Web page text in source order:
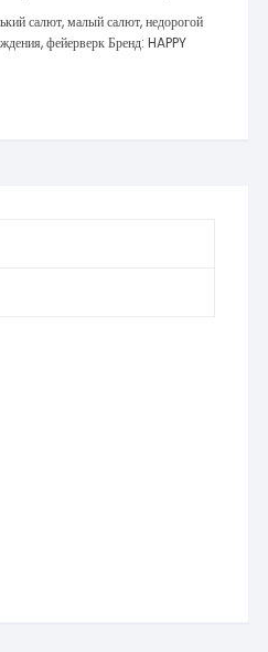
салют,малый салют,недорогой
,фейерверкБренд:HAPPY